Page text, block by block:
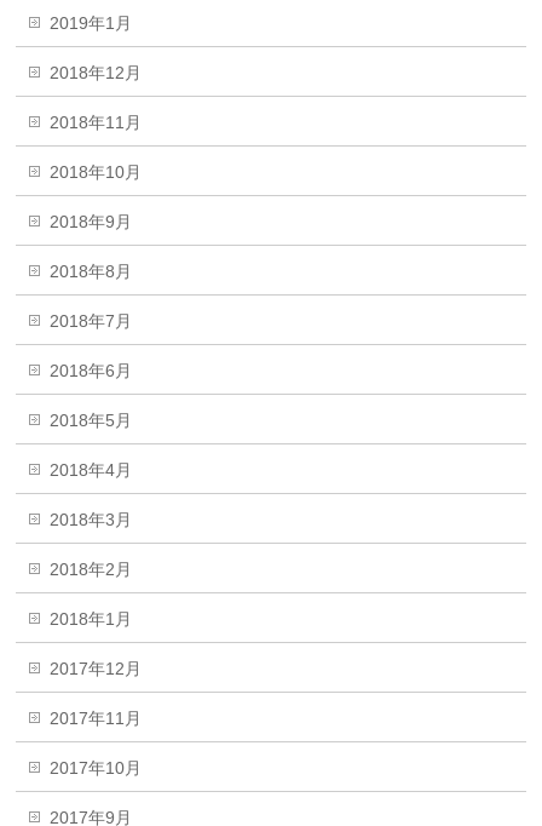
2019年1月
2018年12月
2018年11月
2018年10月
2018年9月
2018年8月
2018年7月
2018年6月
2018年5月
2018年4月
2018年3月
2018年2月
2018年1月
2017年12月
2017年11月
2017年10月
2017年9月